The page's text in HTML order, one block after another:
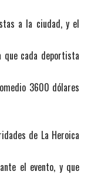
a la ciudad, y el
que cada deportista
3600 dólares
de La Heroica
el evento, y que